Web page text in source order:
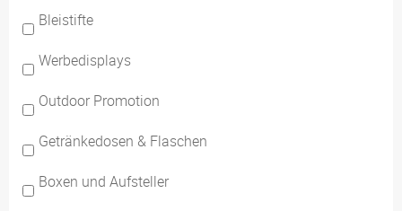
Bleistifte
Werbedisplays
Outdoor Promotion
Getränkedosen & Flaschen
Boxen und Aufsteller